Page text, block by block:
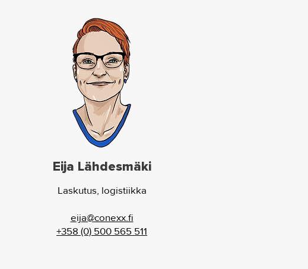
Eija Lähdesmäki
Laskutus, logistiikka
eija@conexx.fi
+358 (0) 500 565 511